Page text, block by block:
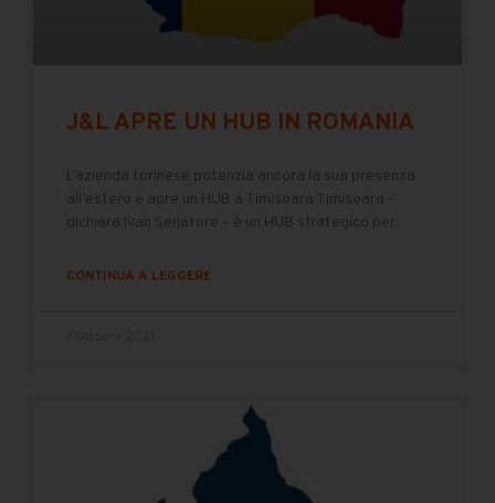
J&L APRE UN HUB IN ROMANIA
L’azienda torinese potenzia ancora la sua presenza
all’estero e apre un HUB a Timisoara Timisoara –
dichiara Ivan Senatore – è un HUB strategico per
CONTINUA A LEGGERE